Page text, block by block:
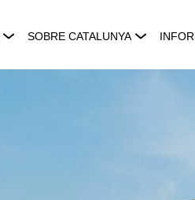
SOBRE CATALUNYA